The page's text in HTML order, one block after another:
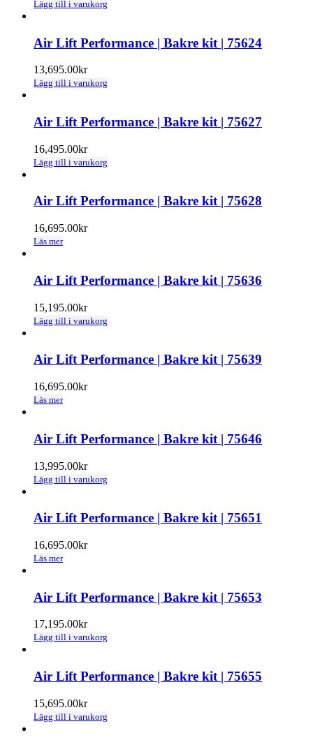
Lägg till i varukorg
Air Lift Performance | Bakre kit | 75624
13,695.00kr
Lägg till i varukorg
Air Lift Performance | Bakre kit | 75627
16,495.00kr
Lägg till i varukorg
Air Lift Performance | Bakre kit | 75628
16,695.00kr
Läs mer
Air Lift Performance | Bakre kit | 75636
15,195.00kr
Lägg till i varukorg
Air Lift Performance | Bakre kit | 75639
16,695.00kr
Läs mer
Air Lift Performance | Bakre kit | 75646
13,995.00kr
Lägg till i varukorg
Air Lift Performance | Bakre kit | 75651
16,695.00kr
Läs mer
Air Lift Performance | Bakre kit | 75653
17,195.00kr
Lägg till i varukorg
Air Lift Performance | Bakre kit | 75655
15,695.00kr
Lägg till i varukorg